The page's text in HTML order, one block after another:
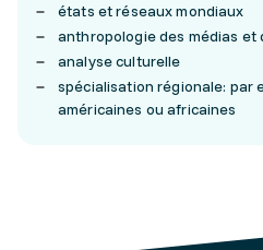
états et réseaux mondiaux
anthropologie des médias et
analyse culturelle
spécialisation régionale: par
américaines ou africaines